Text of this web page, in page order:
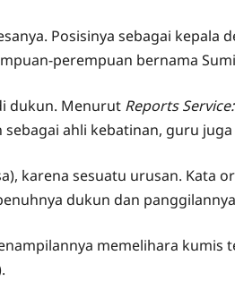
Posisinya sebagai
perempuan bernama
dukun. Menurut Reports
ahli kebatinan, guru
karena sesuatu urusan.
dukun dan
memelihara